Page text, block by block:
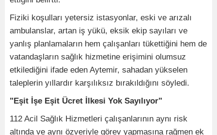
Fiziki koşulları yetersiz istasyonlar, eski ve arızalı
ambulanslar, artan iş yükü, eksik ekip sayıları ve
yanlış planlamaların hem çalışanları tükettiğini hem de
vatandaşların sağlık hizmetine erişimini olumsuz
etkilediğini ifade eden Aytemir, sahadan yükselen
taleplerin yıllardır karşılıksız bırakıldığını söyledi.
"Eşit İşe Eşit Ücret İlkesi Yok Sayılıyor"
112 Acil Sağlık Hizmetleri çalışanlarının aynı risk
altında ve aynı özveriyle görev yapmasına rağmen ek